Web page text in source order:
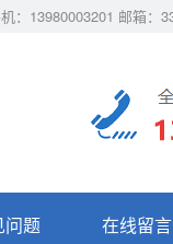
：13980003201 邮箱：
问题 在线留言